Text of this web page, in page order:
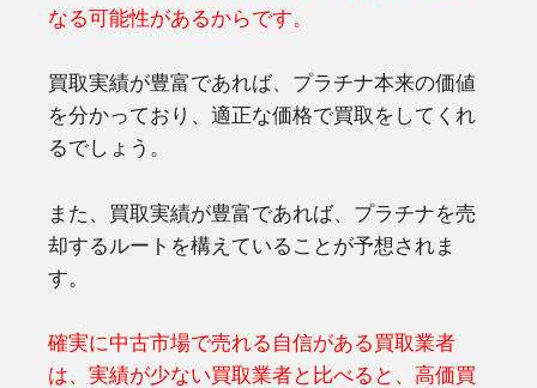
なる可能性があるからです。
買取実績が豊富であれば、プラチナ本来の価値
を分かっており、適正な価格で買取をしてくれ
るでしょう。
また、買取実績が豊富であれば、プラチナを売
却するルートを構えていることが予想されま
す。
確実に中古市場で売れる自信がある買取業者
は、実績が少ない買取業者と比べると、高価買